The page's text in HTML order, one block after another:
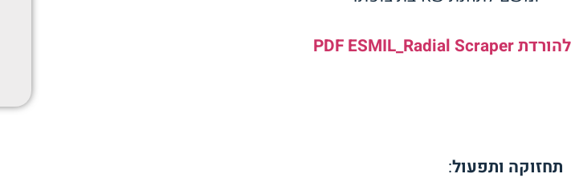
להורדת PDF ESMIL_Radial Scraper
תחזוקה ותפעול: